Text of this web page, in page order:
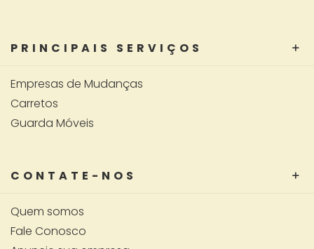
PRINCIPAIS SERVIÇOS
Empresas de Mudanças
Carretos
Guarda Móveis
CONTATE-NOS
Quem somos
Fale Conosco